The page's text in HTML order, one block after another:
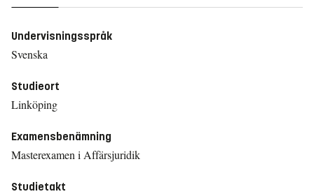
Undervisningsspråk
Svenska
Studieort
Linköping
Examensbenämning
Masterexamen i Affärsjuridik
Studietakt